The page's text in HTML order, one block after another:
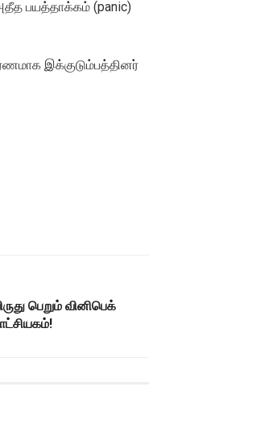
பயத்தாக்கம் (panic)
இக்குடும்பத்தினர்
பெறும் வினிபெக்